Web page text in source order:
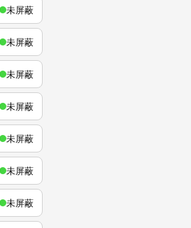
未屏蔽
未屏蔽
未屏蔽
未屏蔽
未屏蔽
未屏蔽
未屏蔽